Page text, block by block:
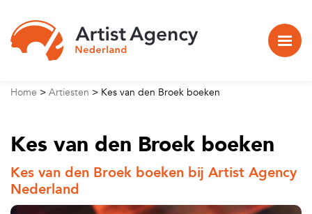
Home > Artiesten > Kes van den Broek boeken
Kes van den Broek boeken
Kes van den Broek boeken bij Artist Agency
Nederland